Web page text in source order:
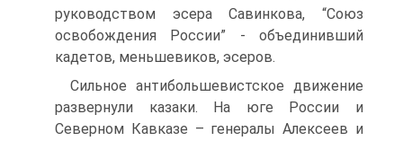
руководством эсера Савинкова, “Союз
освобождения России” - объединивший
кадетов, меньшевиков, эсеров.
Сильное антибольшевистское движение
развернули казаки. На юге России и
Северном Кавказе – генералы Алексеев и